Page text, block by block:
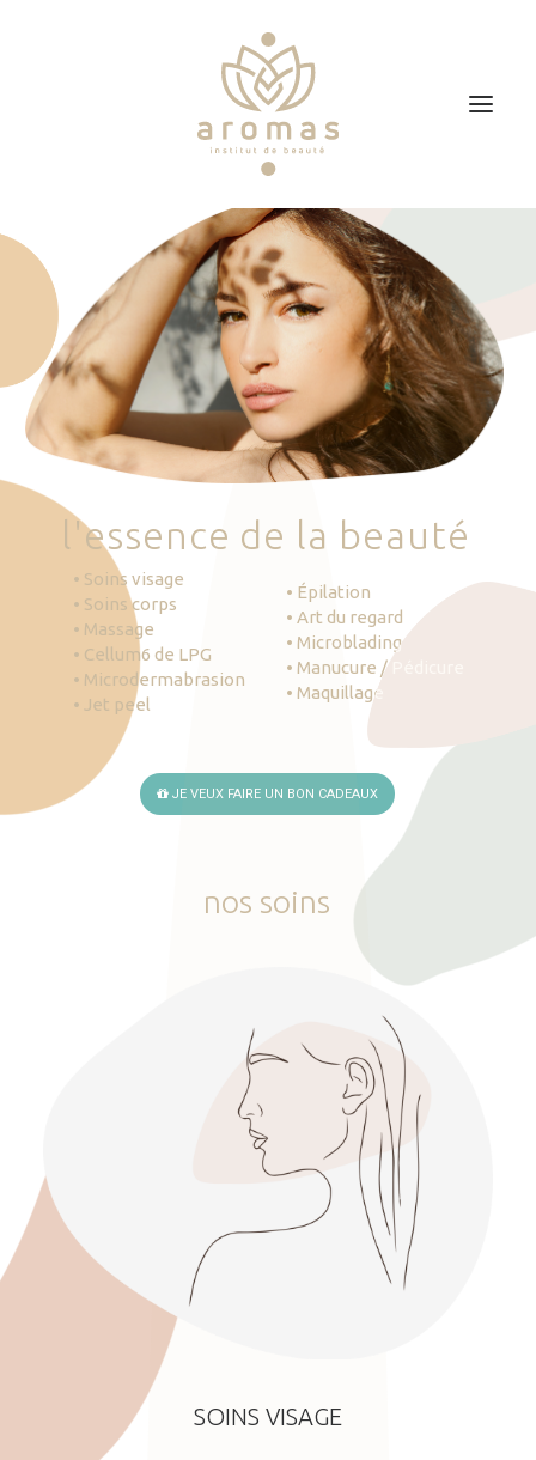
Soins
Je veux faire un bon cadeau
Plan d’accès
Prendre RDV
'essence de la beauté
• Soins visage
• Soins corps
• Massage
• Cellum6 de LPG
• Microdermabrasion
• Jet peel
• Épilation
• Art du regard
• Microblading
• Manucure / Pédicure
• Maquillage
JE VEUX FAIRE UN BON CADEAUX
nos soins
SOINS VISAGE